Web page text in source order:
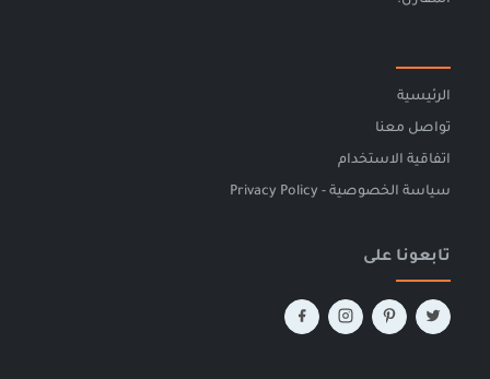
الرئيسية
تواصل معنا
اتفاقية الاستخدام
سياسة الخصوصية - Privacy Policy
تابعونا على